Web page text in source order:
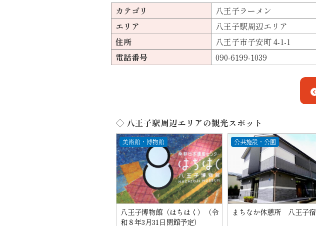
カテゴリ
八王子ラーメン
エリア
八王子駅周辺エリア
住所
八王子市子安町 4-1-1
電話番号
090-6199-1039
◇ 八王子駅周辺エリアの観光スポット
美術館・博物館
八王子博物館（はちはく）（令
和８年3月31日閉館予定）
公共施設・公園
まちなか休憩所 八王子宿